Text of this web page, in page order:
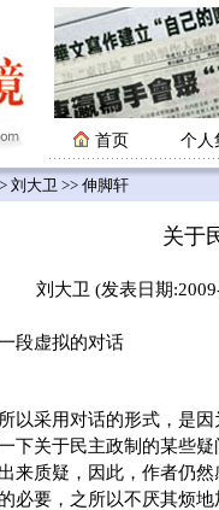
首页 个人
刘大卫 >> 伸脚轩
关于
刘大卫 (发表日期
虚拟的对话
以采用对话的形式，是
下关于民主政制的某些
来质疑，因此，作者仍
必要，之所以不厌其烦